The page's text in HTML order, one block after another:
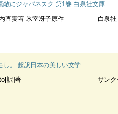
敵にジャパネスク 第1巻 白泉社文庫
直実著 氷室冴子原作
白泉社
し。 超訳日本の美しい文学
訳]著
サンク